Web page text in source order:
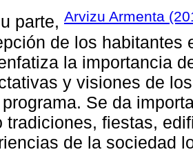
parte, Arvizu Armenta
de los habitantes
la importancia
y visiones de
Se da
tradiciones, fiestas,
de la sociedad